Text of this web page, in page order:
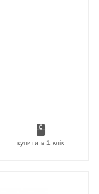
купити в 1 клік